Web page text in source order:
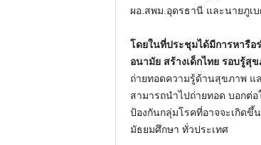
ผอ.สพม.อุดรธานี และนายภูเ
โดยในที่ประชุมได้มีการหารือ
อนามัย สร้างเด็กไทย รอบรู้
ถ่ายทอดความรู้ด้านสุขภาพ แ
สามารถนำไปถ่ายทอด บอกต่
ป้องกันกลุ่มโรคที่อาจจะเกิดขึ้
มัธยมศึกษา ทั่วประเทศ